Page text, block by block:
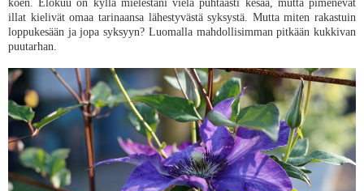
illat kielivät omaa tarinaansa lähestyvästä syksystä. Mutta miten rakastuin
loppukesään ja jopa syksyyn? Luomalla mahdollisimman pitkään kukkivan
puutarhan.